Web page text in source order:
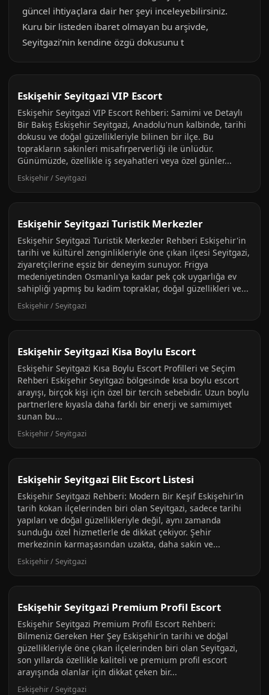
güncel ihtiyaçlara dair her şeyi inceleyebilirsiniz.
Kuru bir listeden ibaret olmayan bu arşivde,
Seyitgazi’nin kendine özgü dokusunu t
Eskişehir Seyitgazi VIP Escort
Eskişehir Seyitgazi VIP Escort Rehberi: Samimi ve Detaylı
Bir Bakış Eskişehir Seyitgazi, Anadolu'nun kalbinde, tarihi
dokusu ve doğal güzellikleriyle bilinen bir ilçe. Bu
toprakların sakinleri misafirperverliği ile ünlüdür.
Günümüzde, özellikle iş seyahatleri veya özel günler...
Eskişehir / Seyitgazi
Eskişehir Seyitgazi Turistik Merkezler
Eskişehir Seyitgazi Turistik Merkezler Rehberi Eskişehir'in
tarihi ve kültürel zenginlikleriyle öne çıkan ilçesi Seyitgazi,
ziyaretçilerine eşsiz bir deneyim sunuyor. Frigya
medeniyetinden Osmanlı'ya kadar pek çok uygarlığa ev
sahipliği yapmış bu kadim topraklar, doğal güzellikleri ve...
Eskişehir / Seyitgazi
Eskişehir Seyitgazi Kisa Boylu Escort
Eskişehir Seyitgazi Kısa Boylu Escort Profilleri ve Seçim
Rehberi Eskişehir Seyitgazi bölgesinde kısa boylu escort
arayışı, birçok kişi için özel bir tercih sebebidir. Uzun boylu
partnerlere kıyasla daha farklı bir enerji ve samimiyet
sunan bu...
Eskişehir / Seyitgazi
Eskişehir Seyitgazi Elit Escort Listesi
Eskişehir Seyitgazi Rehberi: Modern Bir Keşif Eskişehir’in
tarih kokan ilçelerinden biri olan Seyitgazi, sadece tarihi
yapıları ve doğal güzellikleriyle değil, aynı zamanda
sunduğu özel hizmetlerle de dikkat çekiyor. Şehir
merkezinin karmaşasından uzakta, daha sakin ve...
Eskişehir / Seyitgazi
Eskişehir Seyitgazi Premium Profil Escort
Eskişehir Seyitgazi Premium Profil Escort Rehberi:
Bilmeniz Gereken Her Şey Eskişehir’in tarihi ve doğal
güzellikleriyle öne çıkan ilçelerinden biri olan Seyitgazi,
son yıllarda özellikle kaliteli ve premium profil escort
arayışında olanlar için dikkat çeken bir...
Eskişehir / Seyitgazi